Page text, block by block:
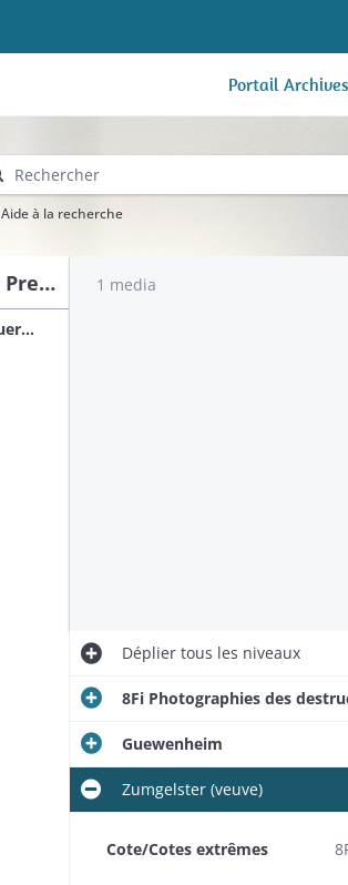
Portail
Aide à la recherche
8Fi Photographies des destructions de la Première Guerre mondiale dans le sud du Haut-Rhin
8Fi Photographies des destructions de la Première Guerre mondiale dans le Haut-Rhin
1 media
Dépliertous les niveaux
8Fi Photographies des
Guewenheim
Zumgelster (veuve)
Cote/Cotes extrêmes